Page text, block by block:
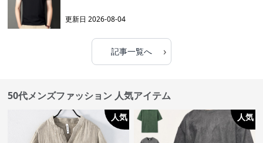
更新日2026-08-04
記事一覧へ ›
50代メンズファッション 人気アイテム
人気 人気